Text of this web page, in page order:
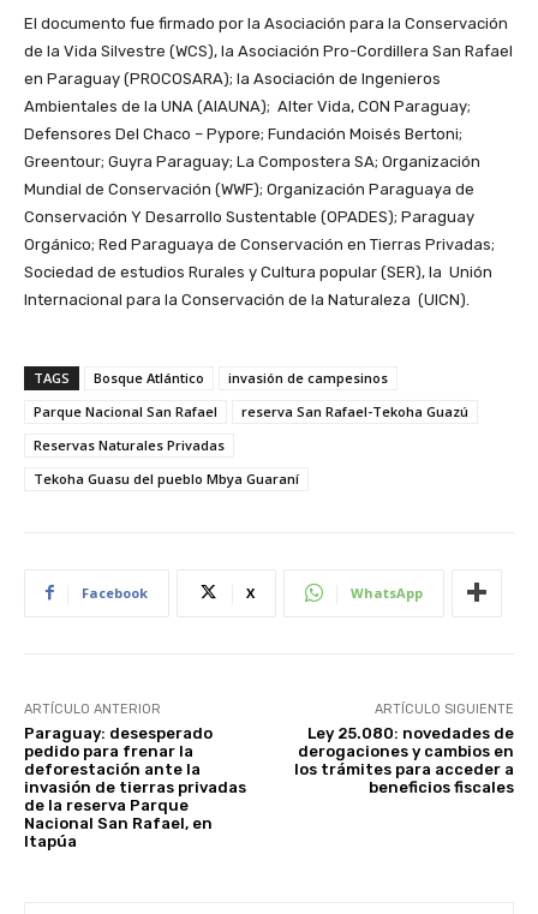
El documento fue firmado por la Asociación para la Conservación
de la Vida Silvestre (WCS), la Asociación Pro-Cordillera San Rafael
en Paraguay (PROCOSARA); la Asociación de Ingenieros
Ambientales de la UNA (AIAUNA); Alter Vida, CON Paraguay;
Defensores Del Chaco – Pypore; Fundación Moisés Bertoni;
Greentour; Guyra Paraguay; La Compostera SA; Organización
Mundial de Conservación (WWF); Organización Paraguaya de
Conservación Y Desarrollo Sustentable (OPADES); Paraguay
Orgánico; Red Paraguaya de Conservación en Tierras Privadas;
Sociedad de estudios Rurales y Cultura popular (SER), la Unión
Internacional para la Conservación de la Naturaleza (UICN).
TAGS Bosque Atlántico
invasión de campesinos
Parque Nacional San Rafael
reserva San Rafael-Tekoha Guazú
Reservas Naturales Privadas
Tekoha Guasu del pueblo Mbya Guaraní
Facebook X WhatsApp
ARTÍCULO ANTERIOR
Paraguay: desesperado
pedido para frenar la
deforestación ante la
invasión de tierras privadas
de la reserva Parque
Nacional San Rafael, en
Itapúa
ARTÍCULO SIGUIENTE
Ley 25.080: novedades de
derogaciones y cambios en
los trámites para acceder a
beneficios fiscales